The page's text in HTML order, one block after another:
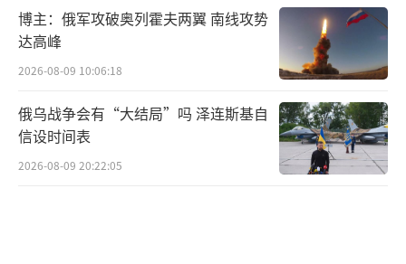
人都是天真的。”
BBC称，英国首相斯塔默在峰会上强调了
美国F-35战机。美国《商业内幕》称，立陶宛
警告，欧洲如果停止对美国武器的投资，将是
一个“非常大的错误”。
博主：俄军攻破奥列霍夫两翼 南线攻势
达高峰
2026-08-09 10:06:18
俄乌战争会有“大结局”吗 泽连斯基自
信设时间表
2026-08-09 20:22:05